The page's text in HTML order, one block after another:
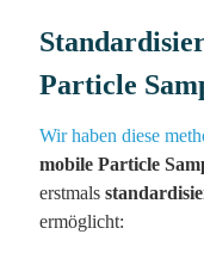
Particle
Wir haben diese
mobile Particle
erstmals
ermöglicht: